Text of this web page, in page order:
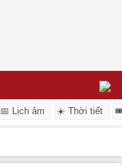
📅 Lịch âm ☀️ Thời tiết